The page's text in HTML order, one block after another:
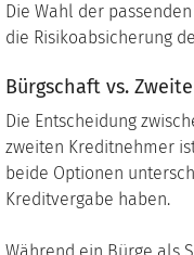
Die Wahl der
die Risikoabsicherung
Bürgschaft vs.
Die Entscheidung
zweiten Kreditnehmer
beide Optionen
Kreditvergabe haben.